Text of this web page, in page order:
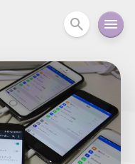
カメラ ウェアラ
ションカメラ カメラ